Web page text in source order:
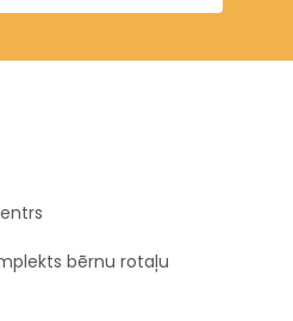
bērnu rotaļu